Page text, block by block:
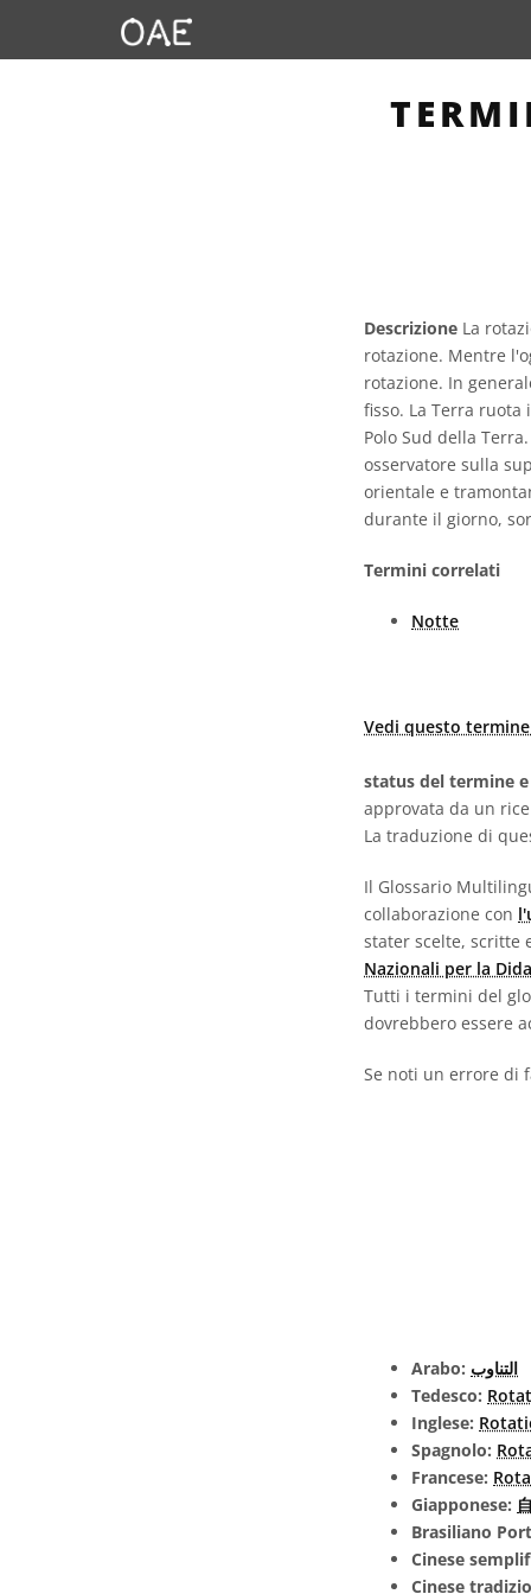
Descrizione La
rotazione. Mentre
rotazione. In
fisso. La Terra
Polo Sud della
osservatore sulla
orientale e
durante il giorno,
Termini correlati
Notte
Vedi questo
status del termine
approvata da un
La traduzione di
Il Glossario
collaborazione con
stater scelte, scritte
Nazionali per la
Tutti i termini del
dovrebbero essere
Se noti un errore di
Arabo: التناوب
Tedesco:
Inglese:
Spagnolo:
Francese:
Giapponese:
Brasiliano
Cinese
Cinese